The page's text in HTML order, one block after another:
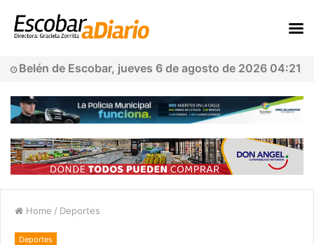
Belén de Escobar, jueves 6 de agosto de 2026 04:21
Home / Deportes
Deportes